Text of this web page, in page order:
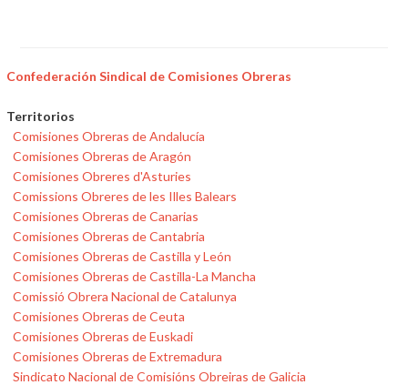
Confederación Sindical de Comisiones Obreras
Territorios
Comisiones Obreras de Andalucía
Comisiones Obreras de Aragón
Comisiones Obreres d'Asturies
Comissions Obreres de les Illes Balears
Comisiones Obreras de Canarias
Comisiones Obreras de Cantabria
Comisiones Obreras de Castilla y León
Comisiones Obreras de Castilla-La Mancha
Comissió Obrera Nacional de Catalunya
Comisiones Obreras de Ceuta
Comisiones Obreras de Euskadi
Comisiones Obreras de Extremadura
Sindicato Nacional de Comisións Obreiras de Galicia